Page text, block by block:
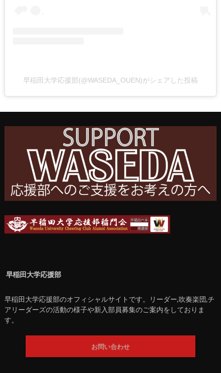
早稲田大学応援部(@WASEDA_OUEN)がシェアした投稿
早稲田大学応援部
早稲田大学応援部のオフィシャルサイトです。リーダー,吹奏楽団,チ
アリーダーズの活動の様子や新入部員募集のご案内をしておりま
す。
お問い合わせ